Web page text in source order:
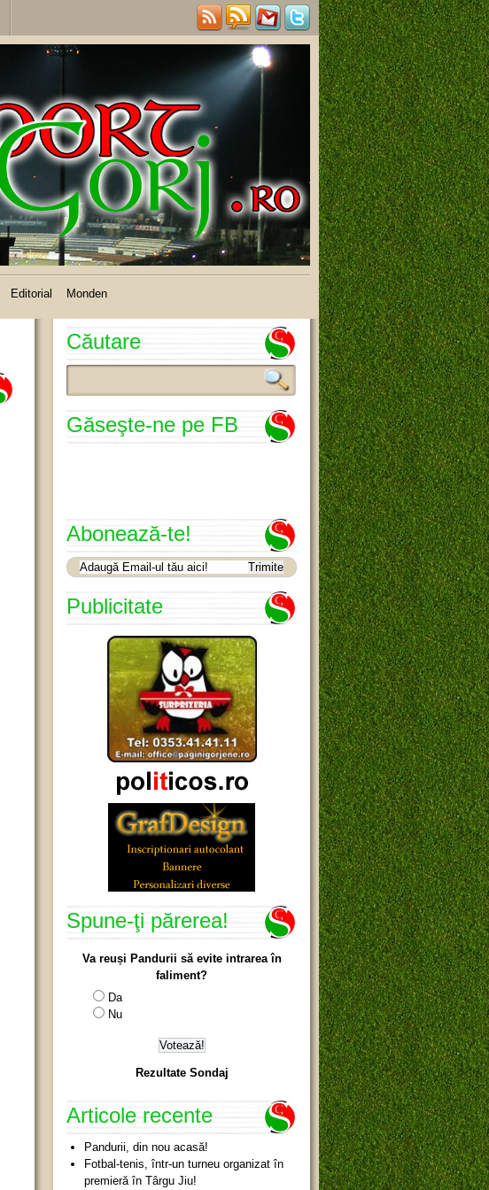
Editorial Monden
Căutare
Găseşte-ne pe FB
Abonează-te!
Publicitate
Spune-ţi părerea!
Va reuși Pandurii să evite intrarea în
faliment?
Da
Nu
Rezultate Sondaj
Articole recente
Pandurii, din nou acasă!
Fotbal-tenis, într-un turneu organizat în
premieră în Târgu Jiu!